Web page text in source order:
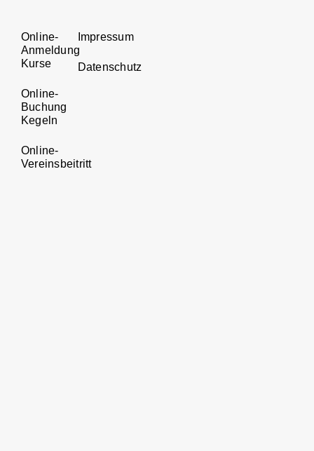
Online-
Anmeldung
Kurse
Online-
Buchung
Kegeln
Online-
Vereinsbeitritt
Impressum
Datenschutz